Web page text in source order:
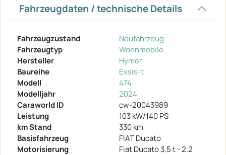
Fahrzeugdaten / technische Details
Fahrzeugzustand
Neufahrzeug
Fahrzeugtyp
Wohnmobile
Hersteller
Hymer
Baureihe
Exsis-t
Modell
474
Modelljahr
2024
Caraworld ID
cw-20043989
Leistung
103 kW/140 PS
km Stand
330 km
Basisfahrzeug
FIAT Ducato
Motorisierung
Fiat Ducato 3,5 t - 2.2